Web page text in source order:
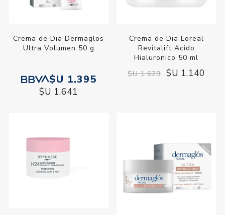
Crema de Dia Dermaglos
Ultra Volumen 50 g
$U 1.395
$U 1.641
Crema de Dia Loreal
Revitalift Acido
Hialuronico 50 ml
$U 1.629 $U 1.140